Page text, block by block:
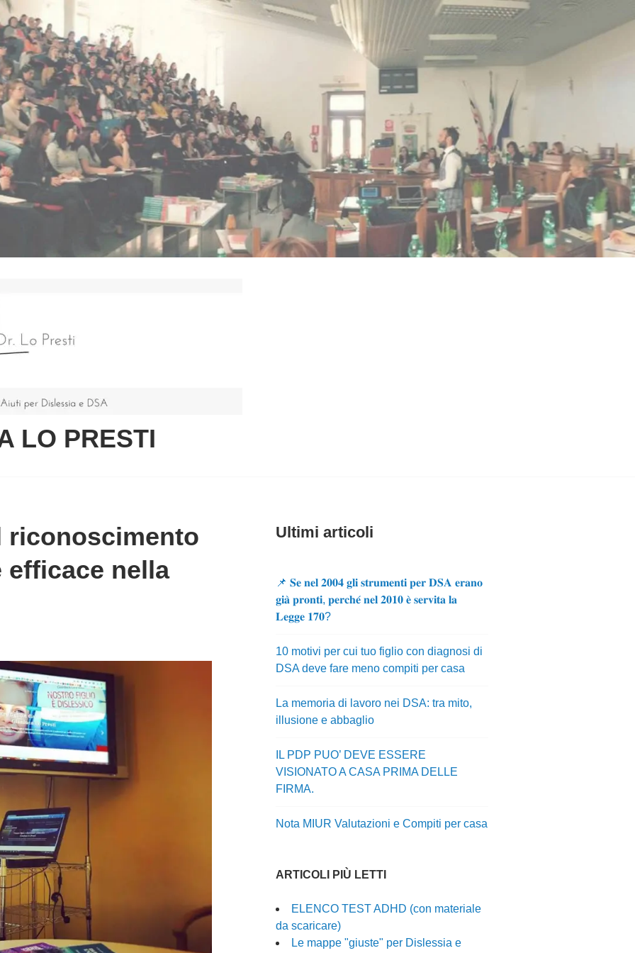
LO PRESTI
riconoscimento
efficace nella
Ultimi articoli
📌 𝐒𝐞 𝐧𝐞𝐥 𝟐𝟎𝟎𝟒 𝐠𝐥𝐢 𝐬𝐭𝐫𝐮𝐦𝐞𝐧𝐭𝐢 𝐩𝐞𝐫 𝐃𝐒𝐀 𝐞𝐫𝐚𝐧𝐨
𝐠𝐢𝐚̀ 𝐩𝐫𝐨𝐧𝐭𝐢, 𝐩𝐞𝐫𝐜𝐡𝐞́ 𝐧𝐞𝐥 𝟐𝟎𝟏𝟎 𝐞̀ 𝐬𝐞𝐫𝐯𝐢𝐭𝐚 𝐥𝐚
𝐋𝐞𝐠𝐠𝐞 𝟏𝟕𝟎?
10 motivi per cui tuo figlio con diagnosi di
DSA deve fare meno compiti per casa
La memoria di lavoro nei DSA: tra mito,
illusione e abbaglio
IL PDP PUO’ DEVE ESSERE
VISIONATO A CASA PRIMA DELLE
FIRMA.
Nota MIUR Valutazioni e Compiti per casa
ARTICOLI PIÙ LETTI
ELENCO TEST ADHD (con materiale
da scaricare)
Le mappe "giuste" per Dislessia e